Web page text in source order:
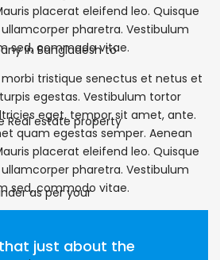
placerat eleifend leo. Quisque
pharetra. Vestibulum
sed, commodo vitae.
tristique senectus et netus et
egestas. Vestibulum tortor
eget, tempor sit amet, ante.
quam egestas semper. Aenean
placerat eleifend leo. Quisque
pharetra. Vestibulum
sed, commodo vitae.
just about the